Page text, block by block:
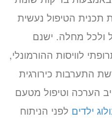
תכנית הטיפול נעשית
ולכל מחלה. ישנם
לוויסות ההורמונלי,
התערבות כירורגית
הערכה וטיפול מטעם
ילדים לפני הניתוח